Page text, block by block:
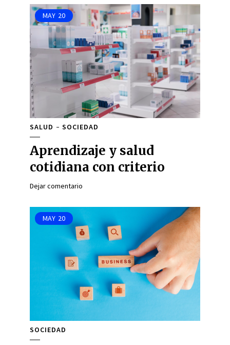
MAY 20
SALUD SOCIEDAD
Aprendizaje y salud
cotidiana con criterio
Dejar comentario
MAY 20
SOCIEDAD